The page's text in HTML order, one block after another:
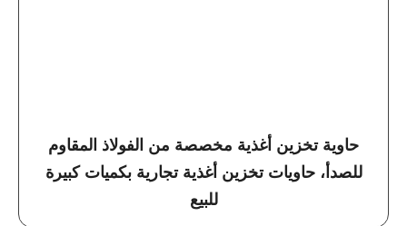
حاوية تخزين أغذية مخصصة من الفولاذ المقاوم
للصدأ، حاويات تخزين أغذية تجارية بكميات كبيرة
للبيع